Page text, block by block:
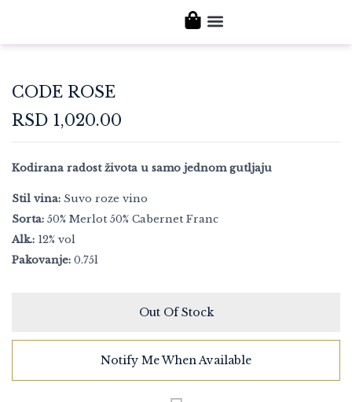
CODE ROSE
RSD 1,020.00
Kodirana radost života u samo jednom gutljaju
Stil vina: Suvo roze vino
Sorta: 50% Merlot 50% Cabernet Franc
Alk.: 12% vol
Pakovanje: 0.75l
Out Of Stock
Notify Me When Available